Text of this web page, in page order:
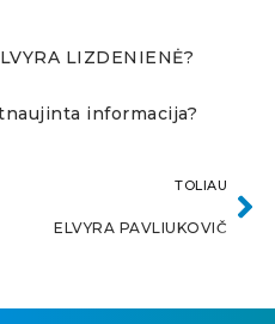
LIZDENIENĖ?
informacija?
TOLIAU
ELVYRA PAVLIUKOVIČ